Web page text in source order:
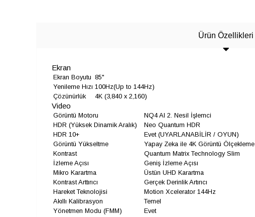
Ürün Özellikleri
Ekran
Ekran Boyutu 85"
Yenileme Hızı 100Hz(Up to 144Hz)
Çözünürlük
4K (3,840 x 2,160)
Video
Görüntü Motoru
NQ4 AI 2. Nesil İşlemci
HDR (Yüksek Dinamik Aralık)
Neo Quantum HDR
HDR 10+
Evet (UYARLANABİLİR / OYUN)
Görüntü Yükseltme
Yapay Zeka ile 4K Görüntü Ölçekleme
Kontrast
Quantum Matrix Technology Slim
İzleme Açısı
Geniş İzleme Açısı
Mikro Karartma
Üstün UHD Karartma
Kontrast Arttırıcı
Gerçek Derinlik Artırıcı
Hareket Teknolojisi
Motion Xcelerator 144Hz
Akıllı Kalibrasyon
Temel
Yönetmen Modu (FMM)
Evet